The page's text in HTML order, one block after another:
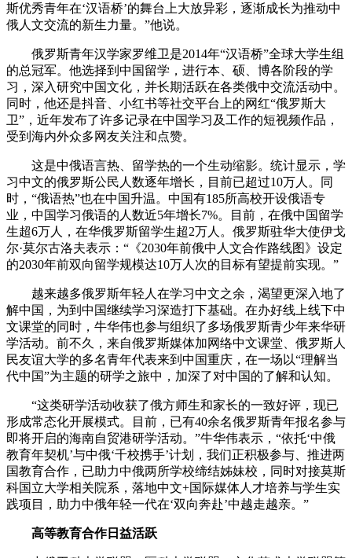
斯优秀青年在‘汉语桥’的舞台上大放异彩，逐渐成长为推动中
俄人文交流的新生力量。”他说。
俄罗斯青年汉学家罗维卫是2014年“汉语桥”全球大学生组
的总冠军。他选择到中国留学，进行本、硕、博各阶段的学
习，深入研究中国文化，并长期活跃在各类俄中交流活动中。
同时，他还是抖音、小红书等社交平台上的网红“俄罗斯大
卫”，近年发布了许多记录在中国学习及工作的短视频作品，
受到海内外众多网友关注和点赞。
这是中俄语言热、留学热的一个生动缩影。统计显示，学
习中文的俄罗斯公民人数逐年增长，目前已超过10万人。同
时，“俄语热”也在中国升温。中国有185所高校开设俄语专
业，中国学习俄语的人数近5年增长7%。目前，在俄中国留学
生超6万人，在华俄罗斯留学生超2万人。俄罗斯驻华大使伊戈
尔·莫尔古洛夫表示：“《2030年前俄中人文合作路线图》设定
的2030年前双向留学规模达10万人次的目标有望提前实现。”
越来越多俄罗斯年轻人在学习中文之余，渴望更深入地了
解中国，为到中国继续学习深造打下基础。在办好线上线下中
文课堂的同时，牛华伟也参与组织了多场俄罗斯青少年来华研
学活动。前不久，来自俄罗斯媒体加网络中文课堂、俄罗斯人
民友谊大学的多名青年代表来到中国重庆，在一场以“理解当
代中国”为主题的研学之旅中，加深了对中国的了解和认知。
“这类研学活动收获了俄方师生和家长的一致好评，现已
形成常态化开展模式。目前，已有40余名俄罗斯青年报名参与
即将开启的海南自贸港研学活动。”牛华伟表示，“依托‘中俄
教育年契机’与中俄‘千校携手’计划，我们正积极参与、推进两
国教育合作，已助力中俄两所学校缔结姊妹校，同时对接莫斯
科国立大学相关院系，落地中文+国际媒体人才培养与学生实
践项目，助力中俄年轻一代在‘双向奔赴’中越走越亲。”
高等教育合作日益活跃